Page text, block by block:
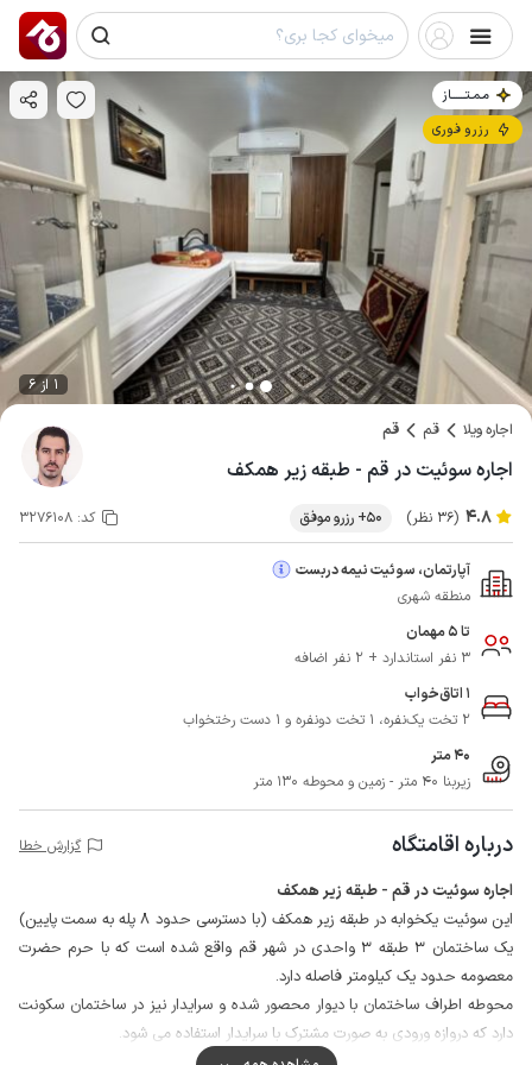
مـمـتــــــاز
رزرو فوری
1 از 6
اجاره ویلا قم قم
اجاره سوئیت در قم - طبقه زیر همکف
4.8 (36 نظر) 50+ رزرو موفق کد: 3276108
آپارتمان، سوئیت نیمه دربست
منطقه شهری
تا 5 مهمان
3 نفر استاندارد + 2 نفر اضافه
1 اتاق‌خواب
2 تخت یک‌نفره، 1 تخت دونفره و 1 دست رختخواب
40 متر
زیربنا 40 متر - زمین و محوطه 130 متر
درباره اقامتگاه گزارش خطا
اجاره سوئیت در قم - طبقه زیر همکف
این سوئیت یکخوابه در طبقه زیر همکف (با دسترسی حدود 8 پله به سمت پایین)
یک ساختمان 3 طبقه 3 واحدی در شهر قم واقع شده است که با حرم حضرت
معصومه حدود یک کیلومتر فاصله دارد.
محوطه اطراف ساختمان با دیوار محصور شده و سرایدار نیز در ساختمان سکونت
دارد که دروازه ورودی به صورت مشترک با سرایدار استفاده می شود.